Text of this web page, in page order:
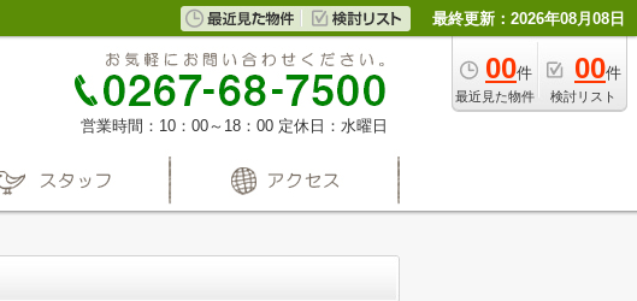
最終更新：2026年08月08日
00件
最近見た物件
00件
検討リスト
営業時間：10：00～18：00 定休日：水曜日